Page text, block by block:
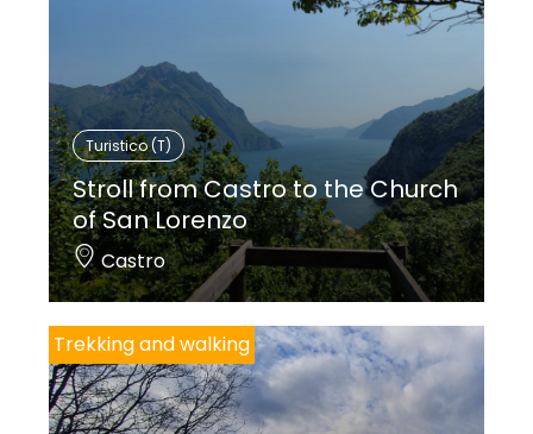
Turistico (T)
Stroll from Castro to the Church
of San Lorenzo
Castro
Trekking and walking